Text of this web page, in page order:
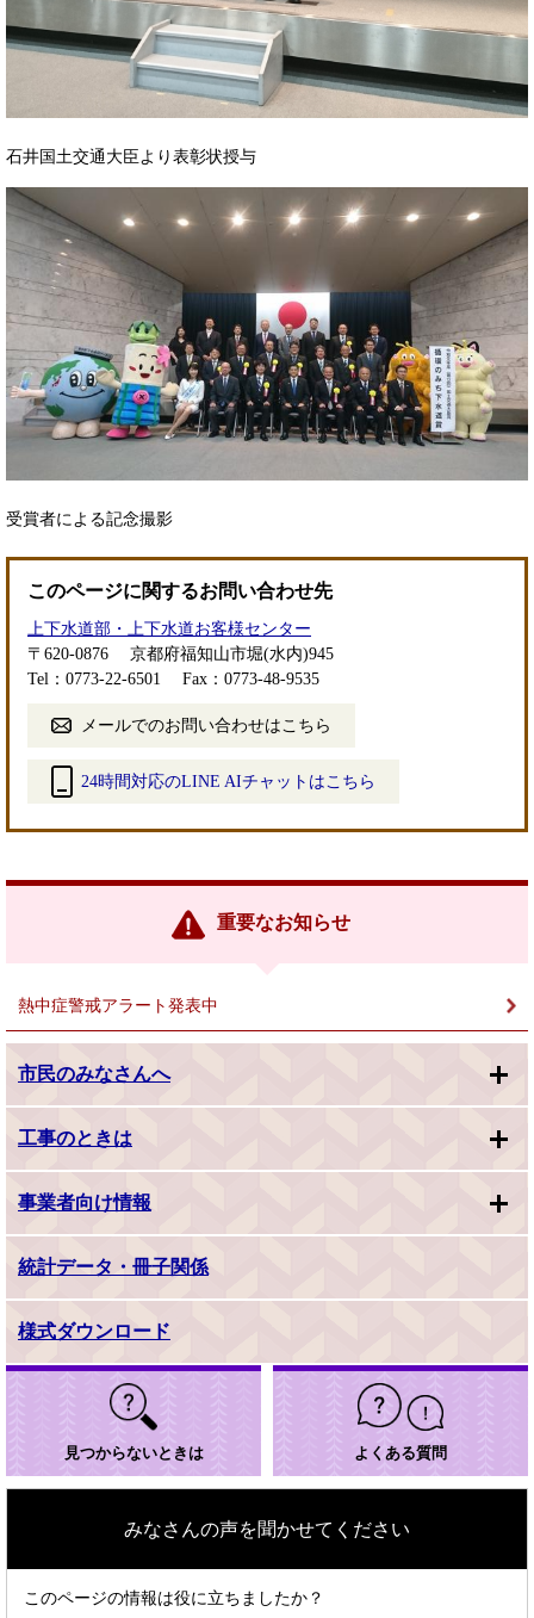
石井国土交通大臣より表彰状授与
受賞者による記念撮影
このページに関するお問い合わせ先
上下水道部・上下水道お客様センター
〒620-0876
京都府福知山市堀(水内)945
Tel：0773-22-6501
Fax：0773-48-9535
メールでのお問い合わせはこちら
24時間対応のLINE AIチャットはこちら
リ
重要なお知らせ
熱中症警戒アラート発表中
市民のみなさんへ
工事のときは
事業者向け情報
統計データ・冊子関係
様式ダウンロード
見つからないときは よくある質問
みなさんの声を聞かせてください
このページの情報は役に立ちましたか？